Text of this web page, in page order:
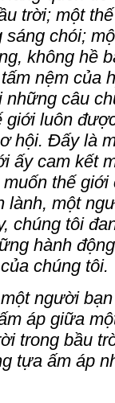
trời; một
chói;
không hề
nệm của
câu
luôn
hội. Đấy là
ấy cam kết
thế
một
chúng tôi
hành
chúng tôi.
người
áp giữa
trong bầu
tựa ấm áp